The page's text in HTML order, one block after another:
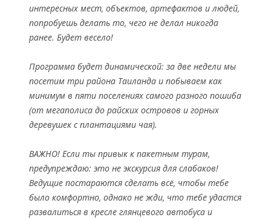
интересных мест, объектов, артефактов и людей,
попробуешь делать то, чего не делал никогда
ранее. Будет весело!
Программа будет динамической: за две недели мы
посетим три района Таиланда и побываем как
минимум в пяти поселениях самого разного пошиба
(от мегаполиса до райских островов и горных
деревушек с плантациями чая).
ВАЖНО! Если ты привык к пакетным турам,
предупреждаю: это не экскурсия для слабаков!
Ведущие постараются сделать всё, чтобы тебе
было комфортно, однако не жди, что тебе удастся
развалиться в кресле глянцевого автобуса и